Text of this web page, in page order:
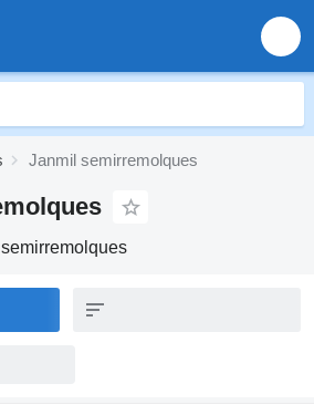
Janmil semirremolques